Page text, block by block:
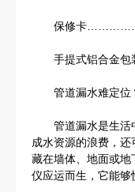
保修卡
手提式铝合金
管道漏水难定位
管道漏水是生活中
成水资源的浪费，
藏在墙体、地面或
仪应运而生，它能